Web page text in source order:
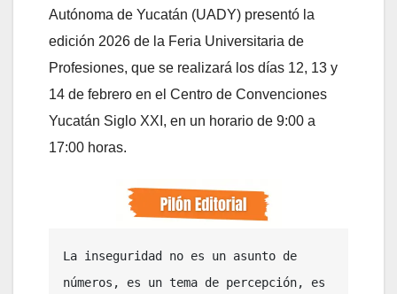
Autónoma de Yucatán (UADY) presentó la
edición 2026 de la Feria Universitaria de
Profesiones, que se realizará los días 12, 13 y
14 de febrero en el Centro de Convenciones
Yucatán Siglo XXI, en un horario de 9:00 a
17:00 horas.
La inseguridad no es un asunto de
números, es un tema de percepción, es